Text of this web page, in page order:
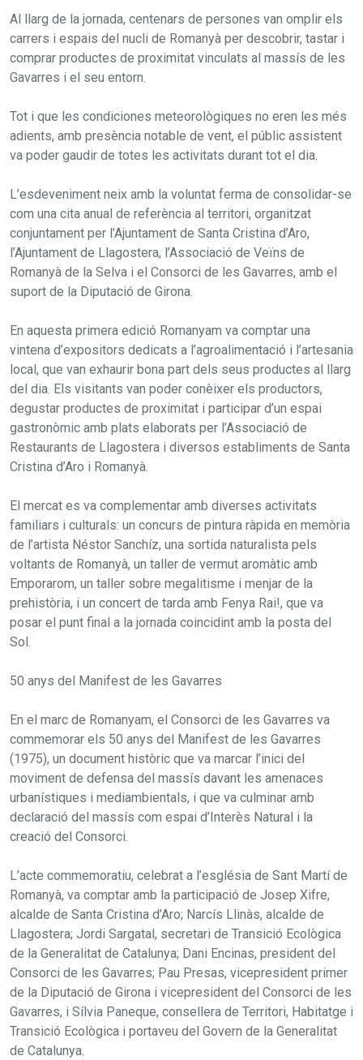
Al llarg de la jornada, centenars de persones van omplir els
carrers i espais del nucli de Romanyà per descobrir, tastar i
comprar productes de proximitat vinculats al massís de les
Gavarres i el seu entorn.
Tot i que les condiciones meteorològiques no eren les més
adients, amb presència notable de vent, el públic assistent
va poder gaudir de totes les activitats durant tot el dia.
L’esdeveniment neix amb la voluntat ferma de consolidar-se
com una cita anual de referència al territori, organitzat
conjuntament per l’Ajuntament de Santa Cristina d’Aro,
l’Ajuntament de Llagostera, l’Associació de Veïns de
Romanyà de la Selva i el Consorci de les Gavarres, amb el
suport de la Diputació de Girona.
En aquesta primera edició Romanyam va comptar una
vintena d’expositors dedicats a l’agroalimentació i l’artesania
local, que van exhaurir bona part dels seus productes al llarg
del dia. Els visitants van poder conèixer els productors,
degustar productes de proximitat i participar d’un espai
gastronòmic amb plats elaborats per l’Associació de
Restaurants de Llagostera i diversos establiments de Santa
Cristina d’Aro i Romanyà.
El mercat es va complementar amb diverses activitats
familiars i culturals: un concurs de pintura ràpida en memòria
de l’artista Néstor Sanchíz, una sortida naturalista pels
voltants de Romanyà, un taller de vermut aromàtic amb
Emporarom, un taller sobre megalitisme i menjar de la
prehistòria, i un concert de tarda amb Fenya Rai!, que va
posar el punt final a la jornada coincidint amb la posta del
Sol.
50 anys del Manifest de les Gavarres
En el marc de Romanyam, el Consorci de les Gavarres va
commemorar els 50 anys del Manifest de les Gavarres
(1975), un document històric que va marcar l’inici del
moviment de defensa del massís davant les amenaces
urbanístiques i mediambientals, i que va culminar amb
declaració del massís com espai d’Interès Natural i la
creació del Consorci.
L’acte commemoratiu, celebrat a l’església de Sant Martí de
Romanyà, va comptar amb la participació de Josep Xifre,
alcalde de Santa Cristina d’Aro; Narcís Llinàs, alcalde de
Llagostera; Jordi Sargatal, secretari de Transició Ecològica
de la Generalitat de Catalunya; Dani Encinas, president del
Consorci de les Gavarres; Pau Presas, vicepresident primer
de la Diputació de Girona i vicepresident del Consorci de les
Gavarres, i Sílvia Paneque, consellera de Territori, Habitatge i
Transició Ecològica i portaveu del Govern de la Generalitat
de Catalunya.